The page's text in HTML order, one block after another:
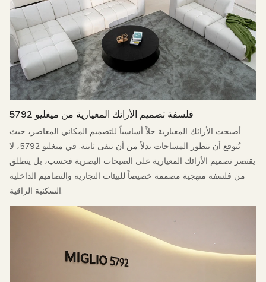
فلسفة تصميم الأرائك المعيارية من ميغليو 5792
أصبحت الأرائك المعيارية حلاً أساسياً للتصميم المكاني المعاصر، حيث
يُتوقع أن تتطور المساحات بدلاً من أن تبقى ثابتة. في ميغليو 5792، لا
يقتصر تصميم الأرائك المعيارية على الصيحات البصرية فحسب، بل ينطلق
من فلسفة منهجية مصممة خصيصاً للبيئات التجارية والتصاميم الداخلية
السكنية الراقية.